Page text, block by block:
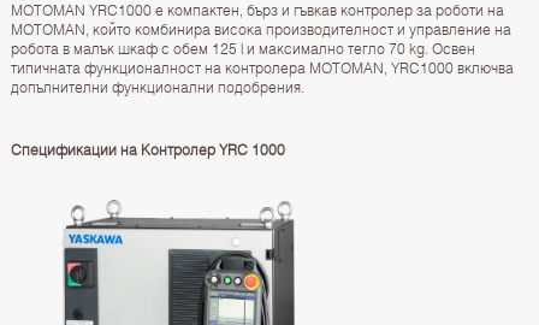
MOTOMAN YRC1000 е компактен, бърз и гъвкав контролер за роботи на
MOTOMAN, който комбинира висока производителност и управление на
робота в малък шкаф с обем 125 l и максимално тегло 70 kg. Освен
типичната функционалност на контролера MOTOMAN, YRC1000 включва
допълнителни функционални подобрения.
Спецификации на Контролер YRC 1000